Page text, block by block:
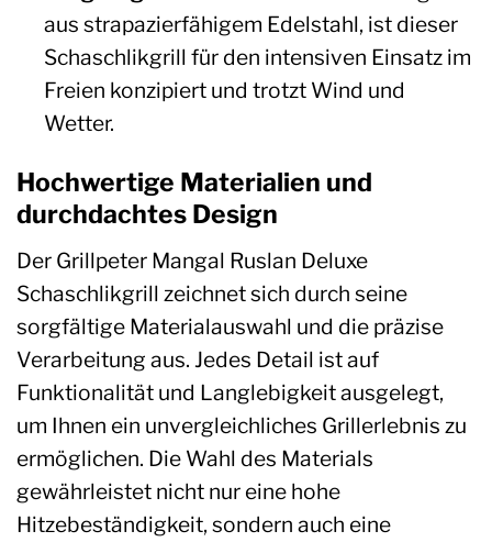
aus strapazierfähigem Edelstahl, ist dieser
Schaschlikgrill für den intensiven Einsatz im
Freien konzipiert und trotzt Wind und
Wetter.
Hochwertige Materialien und
durchdachtes Design
Der Grillpeter Mangal Ruslan Deluxe
Schaschlikgrill zeichnet sich durch seine
sorgfältige Materialauswahl und die präzise
Verarbeitung aus. Jedes Detail ist auf
Funktionalität und Langlebigkeit ausgelegt,
um Ihnen ein unvergleichliches Grillerlebnis zu
ermöglichen. Die Wahl des Materials
gewährleistet nicht nur eine hohe
Hitzebeständigkeit, sondern auch eine